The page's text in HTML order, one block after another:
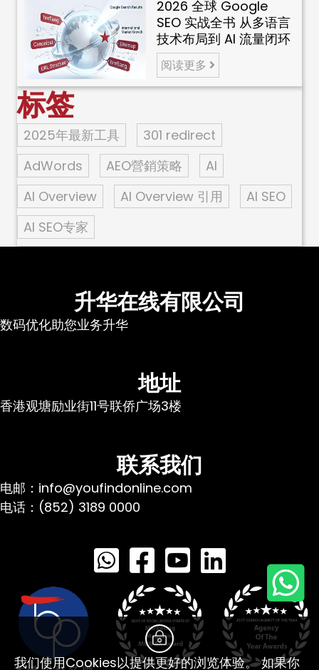
2026 全球 Google
SEO 实战全书 从多语言
技术布局到 AI 流量闭环
阅读更多
标签
2025年最新工具
301 redirect
AdWords
AEO營銷策略
AI
AI Overview
AI Overview 引用
AI SEO
AI SEO专家
升华在线有限公司
数码优化助您业务升华
地址
香港观塘励业街11号联侨广场3楼
联系我们
电邮：info@youfindonline.com
电话：(852) 3189 0000
我们使用Cookies以提供更好的浏览体验。 如果你